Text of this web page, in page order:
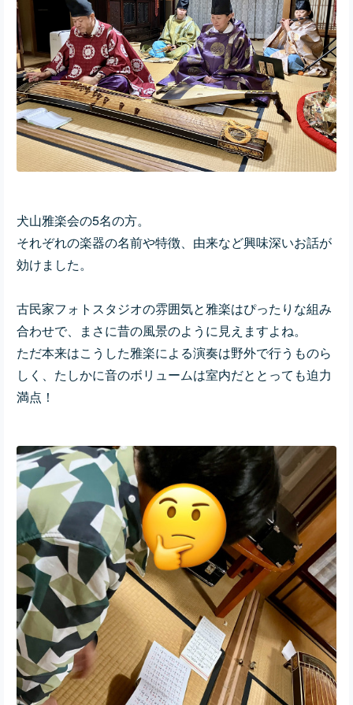
犬山雅楽会の5名の方。
それぞれの楽器の名前や特徴、由来など興味深いお話が
効けました。
古民家フォトスタジオの雰囲気と雅楽はぴったりな組み
合わせで、まさに昔の風景のように見えますよね。
ただ本来はこうした雅楽による演奏は野外で行うものら
しく、たしかに音のボリュームは室内だととっても迫力
満点！